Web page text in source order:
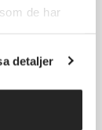
de har
detaljer